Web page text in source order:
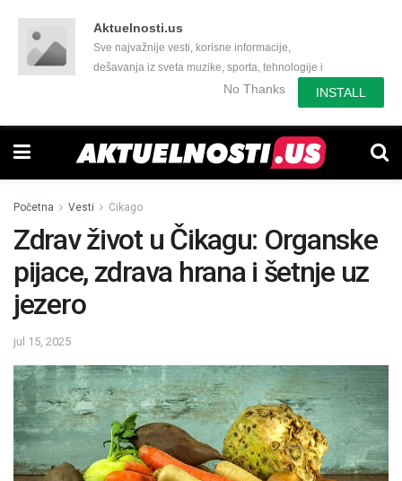
Aktuelnosti.us
Sve najvažnije vesti, korisne informacije,
dešavanja iz sveta muzike, sporta, tehnologije i
još mnogo toga zanimljivog.No Thanks INSTALL
Početna Vesti Cikago
Zdrav život u Čikagu: Organske
pijace, zdrava hrana i šetnje uz
jezero
jul 15, 2025